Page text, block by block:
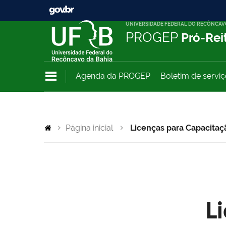
UNIVERSIDADE FEDERAL DO
PROGEP Pró-
Agenda da PROGEP Boletim de
Página inicial Licenças para